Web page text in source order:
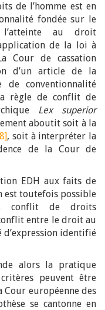
de l’homme est en
fondée sur le
l’atteinte au droit
de la loi à
Cour de cassation
d’un article de la
de conventionnalité
règle de conflit de
Lex superior
aboutit soit à la
, soit à interpréter la
de la Cour de
EDH aux faits de
est toutefois possible
conflit de droits
entre le droit au
identifié
alors la pratique
peuvent être
européenne des
se cantonne en